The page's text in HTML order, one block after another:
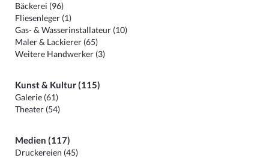
Bäckerei (96)
Fliesenleger (1)
Gas- & Wasserinstallateur (10)
Maler & Lackierer (65)
Weitere Handwerker (3)
Kunst & Kultur (115)
Galerie (61)
Theater (54)
Medien (117)
Druckereien (45)